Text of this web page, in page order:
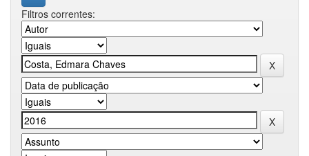
Filtros correntes: